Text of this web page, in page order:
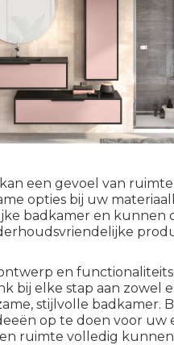
een gevoel van
opties bij uw
badkamer en kunnen
en
bij elke stap aan zowel
stijlvolle badkamer.
op te doen voor
ruimte volledig